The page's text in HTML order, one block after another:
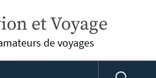
et Voyage
de voyages